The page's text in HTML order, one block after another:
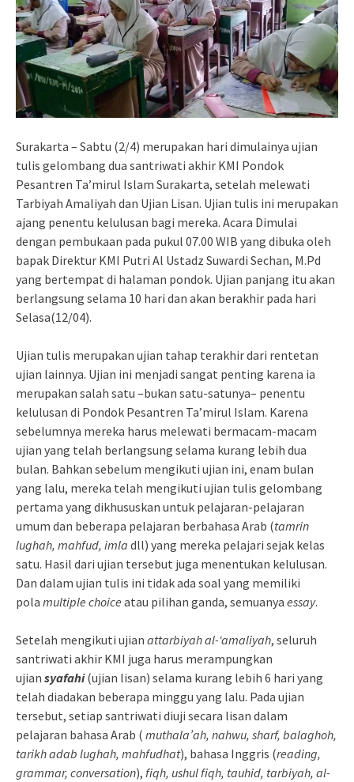
Surakarta – Sabtu (2/4) merupakan hari dimulainya ujian
tulis gelombang dua santriwati akhir KMI Pondok
Pesantren Ta’mirul Islam Surakarta, setelah melewati
Tarbiyah Amaliyah dan Ujian Lisan. Ujian tulis ini merupakan
ajang penentu kelulusan bagi mereka. Acara Dimulai
dengan pembukaan pada pukul 07.00 WIB yang dibuka oleh
bapak Direktur KMI Putri Al Ustadz Suwardi Sechan, M.Pd
yang bertempat di halaman pondok. Ujian panjang itu akan
berlangsung selama 10 hari dan akan berakhir pada hari
Selasa(12/04).
Ujian tulis merupakan ujian tahap terakhir dari rentetan
ujian lainnya. Ujian ini menjadi sangat penting karena ia
merupakan salah satu –bukan satu-satunya– penentu
kelulusan di Pondok Pesantren Ta’mirul Islam. Karena
sebelumnya mereka harus melewati bermacam-macam
ujian yang telah berlangsung selama kurang lebih dua
bulan. Bahkan sebelum mengikuti ujian ini, enam bulan
yang lalu, mereka telah mengikuti ujian tulis gelombang
pertama yang dikhususkan untuk pelajaran-pelajaran
umum dan beberapa pelajaran berbahasa Arab (tamrin
lughah, mahfud, imla dll) yang mereka pelajari sejak kelas
satu. Hasil dari ujian tersebut juga menentukan kelulusan.
Dan dalam ujian tulis ini tidak ada soal yang memiliki
pola multiple choice atau pilihan ganda, semuanya essay.
Setelah mengikuti ujian attarbiyah al-‘amaliyah, seluruh
santriwati akhir KMI juga harus merampungkan
ujian syafahi(ujian lisan) selama kurang lebih 6 hari yang
telah diadakan beberapa minggu yang lalu. Pada ujian
tersebut, setiap santriwati diuji secara lisan dalam
pelajaran bahasa Arab ( muthala’ah, nahwu, sharf, balaghoh,
tarikh adab lughah, mahfudhat), bahasa Inggris (reading,
grammar, conversation), fiqh, ushul fiqh, tauhid, tarbiyah, al-